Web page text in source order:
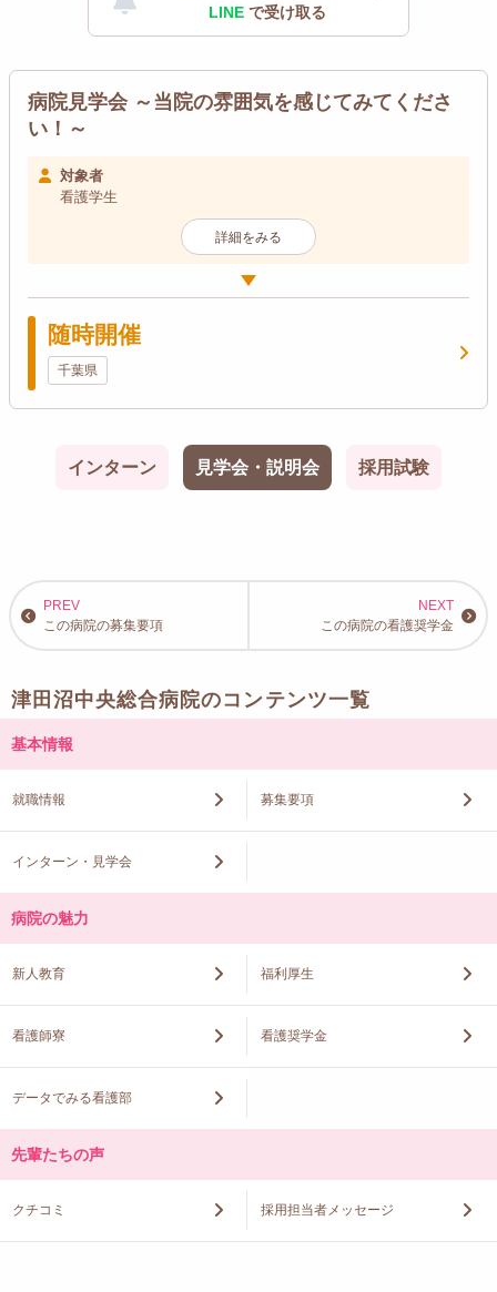
LINE で受け取る
病院見学会 ～当院の雰囲気を感じてみてくださ
い！～
対象者
看護学生
詳細をみる
随時開催
千葉県
インターン 見学会・説明会 採用試験
この病院の募集要項 この病院の看護奨学金
津田沼中央総合病院のコンテンツ一覧
基本情報
就職情報 募集要項
インターン・見学会
病院の魅力
新人教育 福利厚生
看護師寮 看護奨学金
データでみる看護部
先輩たちの声
クチコミ 採用担当者メッセージ